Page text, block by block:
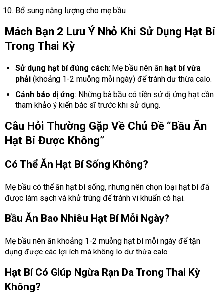
Bổ sung năng lượng cho mẹ bầu
Mách Bạn 2 Lưu Ý Nhỏ Khi Sử Dụng Hạt Bí
Trong Thai Kỳ
Sử dụng hạt bí đúng cách: Mẹ bầu nên ăn hạt bí vừa
phải(khoảng 1-2 muỗng mỗi ngày) để tránh dư thừa calo.
Cảnh báo dị ứng: Những bà bầu có tiền sử dị ứng hạt cần
tham khảo ý kiến bác sĩ trước khi sử dụng.
Câu Hỏi Thường Gặp Về Chủ Đề “Bầu Ăn
Hạt Bí Được Không”
Có Thể Ăn Hạt Bí Sống Không?
Mẹ bầu có thể ăn hạt bí sống, nhưng nên chọn loại hạt bí đã
được làm sạch và khử trùng để tránh vi khuẩn có hại.
Bầu Ăn Bao Nhiêu Hạt Bí Mỗi Ngày?
Mẹ bầu nên ăn khoảng 1-2 muỗng hạt bí mỗi ngày để tận
dụng được các lợi ích mà không lo dư thừa calo.
Hạt Bí Có Giúp Ngừa Rạn Da Trong Thai Kỳ
Không?